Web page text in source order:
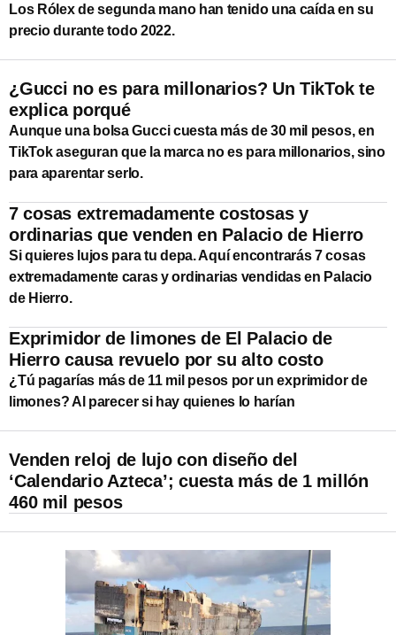
Los Rólex de segunda mano han tenido una caída en su
precio durante todo 2022.
¿Gucci no es para millonarios? Un TikTok te
explica porqué
Aunque una bolsa Gucci cuesta más de 30 mil pesos, en
TikTok aseguran que la marca no es para millonarios, sino
para aparentar serlo.
7 cosas extremadamente costosas y
ordinarias que venden en Palacio de Hierro
Si quieres lujos para tu depa. Aquí encontrarás 7 cosas
extremadamente caras y ordinarias vendidas en Palacio
de Hierro.
Exprimidor de limones de El Palacio de
Hierro causa revuelo por su alto costo
¿Tú pagarías más de 11 mil pesos por un exprimidor de
limones? Al parecer si hay quienes lo harían
Venden reloj de lujo con diseño del
‘Calendario Azteca’; cuesta más de 1 millón
460 mil pesos